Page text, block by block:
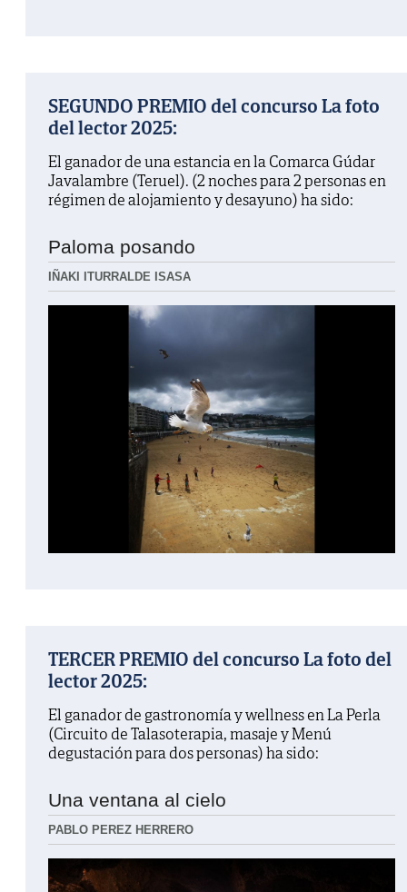
SEGUNDO PREMIO del concurso La foto
del lector 2025:
El ganador de una estancia en la Comarca Gúdar
Javalambre (Teruel). (2 noches para 2 personas en
régimen de alojamiento y desayuno) ha sido:
Paloma posando
IÑAKI ITURRALDE ISASA
TERCER PREMIO del concurso La foto del
lector 2025:
El ganador de gastronomía y wellness en La Perla
(Circuito de Talasoterapia, masaje y Menú
degustación para dos personas) ha sido:
Una ventana al cielo
PABLO PEREZ HERRERO